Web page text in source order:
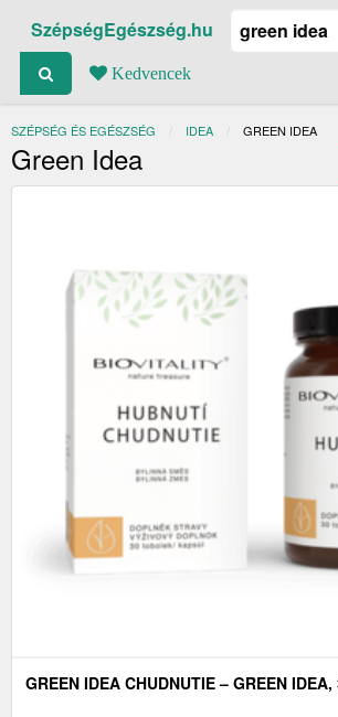
SzépségEgészség.hu
Kedvencek
SZÉPSÉG ÉS EGÉSZSÉG IDEA JELENLEGI:
GREEN IDEA
Green Idea
GREEN IDEA CHUDNUTIE – GREEN